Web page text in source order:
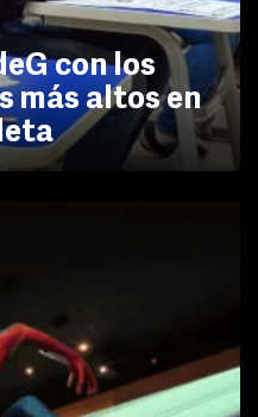
con los
más altos en